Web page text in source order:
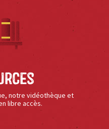
notre vidéothèque et
libre accès.